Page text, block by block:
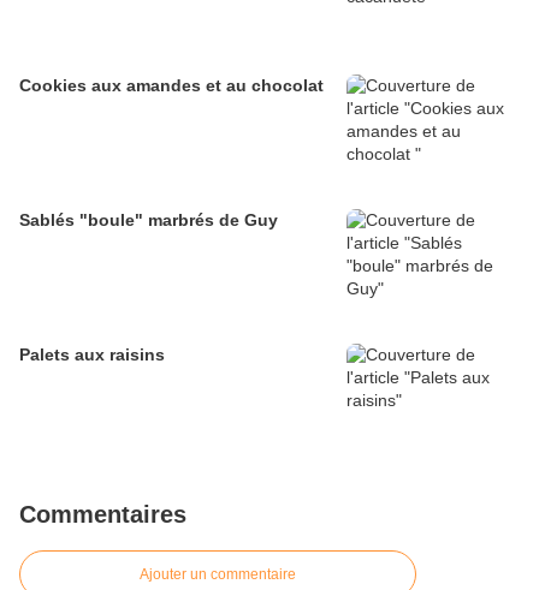
Cookies aux amandes et au chocolat
Sablés "boule" marbrés de Guy
Palets aux raisins
Commentaires
Ajouter un commentaire